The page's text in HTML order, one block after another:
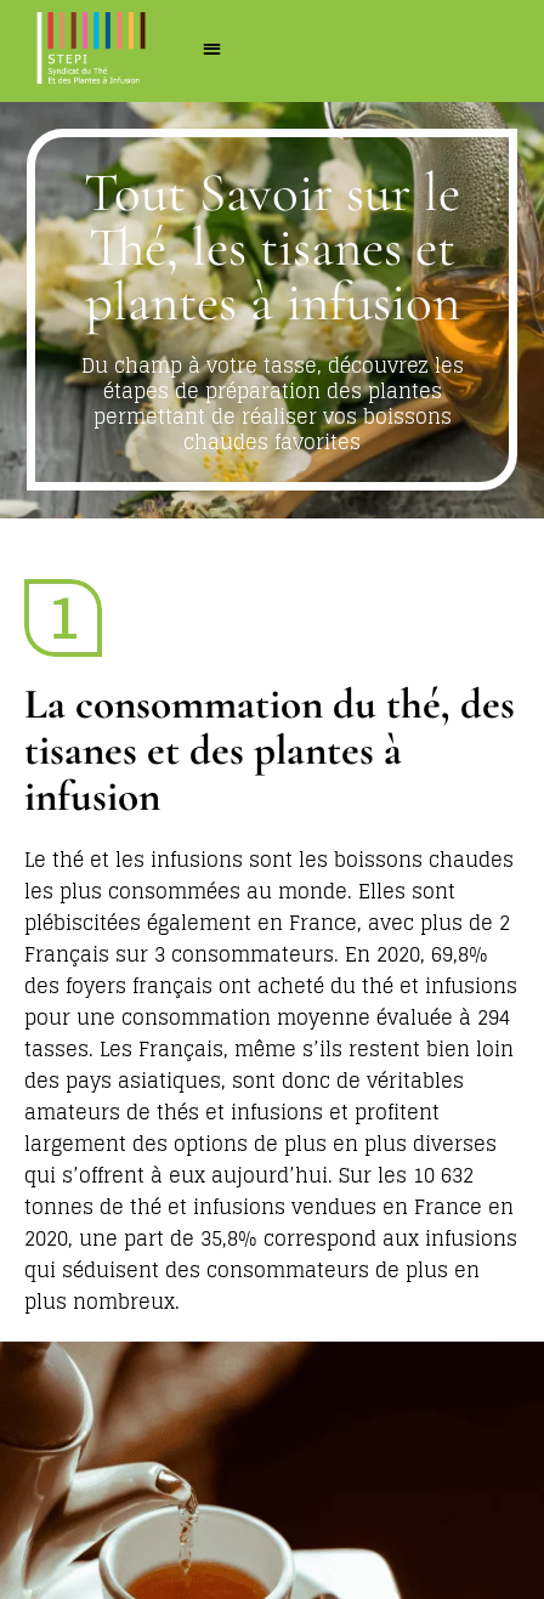
Tout Savoir sur le
Thé, les tisanes et
plantes à infusion
Du champ à votre tasse, découvrez les
étapes de préparation des plantes
permettant de réaliser vos boissons
chaudes favorites
La consommation du thé, des
tisanes et des plantes à
infusion
Le thé et les infusions sont les boissons chaudes
les plus consommées au monde. Elles sont
plébiscitées également en France, avec plus de 2
Français sur 3 consommateurs. En 2020, 69,8%
des foyers français ont acheté du thé et infusions
pour une consommation moyenne évaluée à 294
tasses. Les Français, même s’ils restent bien loin
des pays asiatiques, sont donc de véritables
amateurs de thés et infusions et profitent
largement des options de plus en plus diverses
qui s’offrent à eux aujourd’hui. Sur les 10 632
tonnes de thé et infusions vendues en France en
2020, une part de 35,8% correspond aux infusions
qui séduisent des consommateurs de plus en
plus nombreux.